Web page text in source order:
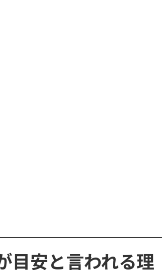
目安と言われる理